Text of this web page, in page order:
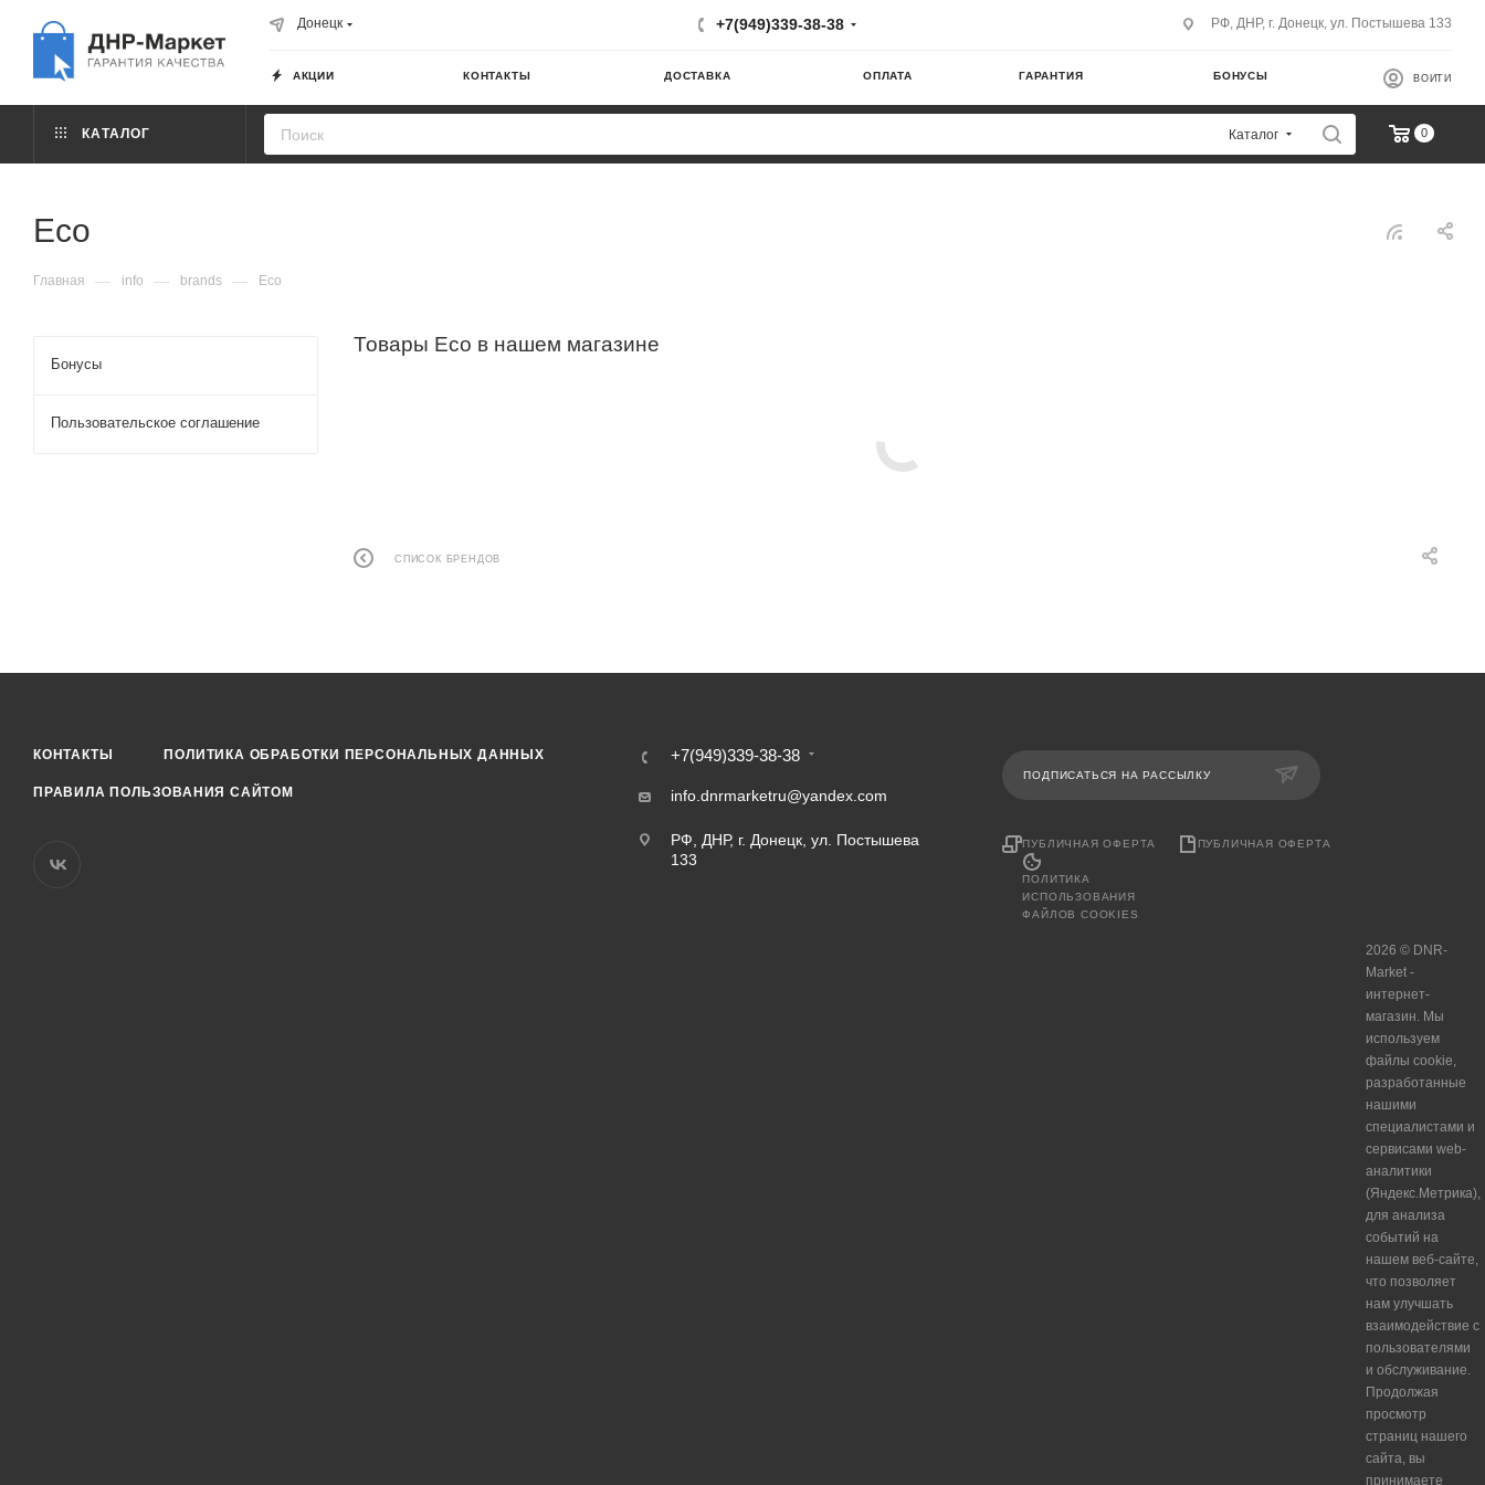
Донецк +7(949)339-38-38 РФ, ДНР, г. Донецк, ул. Постышева 133
АКЦИИ КОНТАКТЫ ДОСТАВКА ОПЛАТА ГАРАНТИЯ БОНУСЫ ВОЙТИ
КАТАЛОГ Каталог 0
Eco
Главная — info — brands — Eco
Товары Eco в нашем магазине
СПИСОК БРЕНДОВ
Бонусы
Пользовательское соглашение
КОНТАКТЫ ПОЛИТИКА ОБРАБОТКИ ПЕРСОНАЛЬНЫХ ДАННЫХ
ПРАВИЛА ПОЛЬЗОВАНИЯ САЙТОМ
+7(949)339-38-38
info.dnrmarketru@yandex.com
РФ, ДНР, г. Донецк, ул. Постышева
133
ПОДПИСАТЬСЯ НА РАССЫЛКУ
ПУБЛИЧНАЯ ОФЕРТА
ПОЛИТИКА
ИСПОЛЬЗОВАНИЯ
ФАЙЛОВ COOKIES
ПУБЛИЧНАЯ ОФЕРТА
2026 © DNR-
Market -
интернет-
магазин. Мы
используем
файлы cookie,
разработанные
нашими
специалистами и
сервисами web-
аналитики
(Яндекс.Метрика),
для анализа
событий на
нашем веб-сайте,
что позволяет
нам улучшать
взаимодействие с
пользователями
и обслуживание.
Продолжая
просмотр
страниц нашего
сайта, вы
принимаете